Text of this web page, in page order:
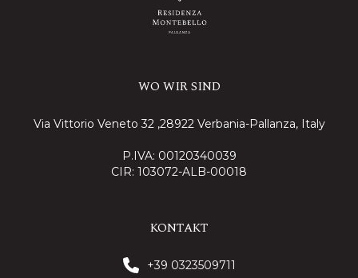
WO WIR SIND
Via Vittorio Veneto 32 ,28922 Verbania-Pallanza, Italy
P.IVA: 00120340039
CIR: 103072-ALB-00018
KONTAKT
+39 0323509711